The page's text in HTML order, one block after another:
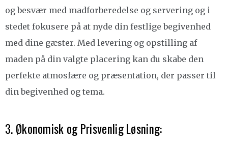
og besvær med madforberedelse og servering og i
stedet fokusere på at nyde din festlige begivenhed
med dine gæster. Med levering og opstilling af
maden på din valgte placering kan du skabe den
perfekte atmosfære og præsentation, der passer til
din begivenhed og tema.
3. Økonomisk og Prisvenlig Løsning: